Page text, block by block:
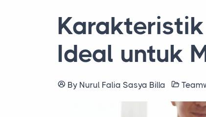
Ideal untuk
By Nurul Falia Sasya Billa